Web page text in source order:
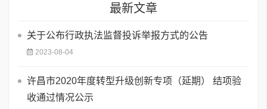
最新文章
关于公布行政执法监督投诉举报方式的公告
2023-08-04
许昌市2020年度转型升级创新专项（延期） 结项验
收通过情况公示